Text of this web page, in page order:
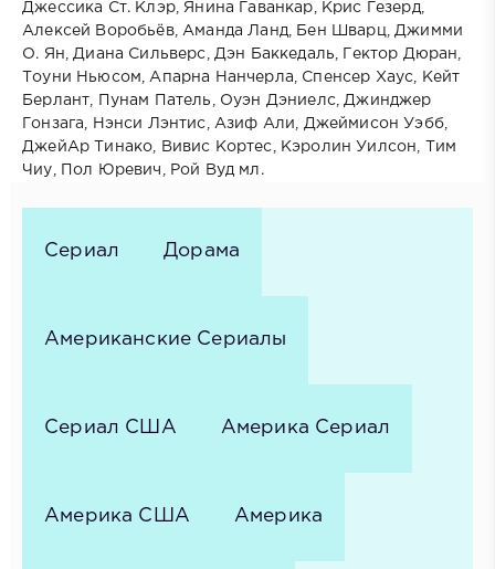
Джессика Ст. Клэр, Янина Гаванкар, Крис Гезерд,
Алексей Воробьёв, Аманда Ланд, Бен Шварц, Джимми
О. Ян, Диана Сильверс, Дэн Баккедаль, Гектор Дюран,
Тоуни Ньюсом, Апарна Нанчерла, Спенсер Хаус, Кейт
Берлант, Пунам Патель, Оуэн Дэниелс, Джинджер
Гонзага, Нэнси Лэнтис, Азиф Али, Джеймисон Уэбб,
ДжейАр Тинако, Вивис Кортес, Кэролин Уилсон, Тим
Чиу, Пол Юревич, Рой Вуд мл.
Сериал Дорама
Американские Сериалы
Сериал США Америка Сериал
Америка США Америка